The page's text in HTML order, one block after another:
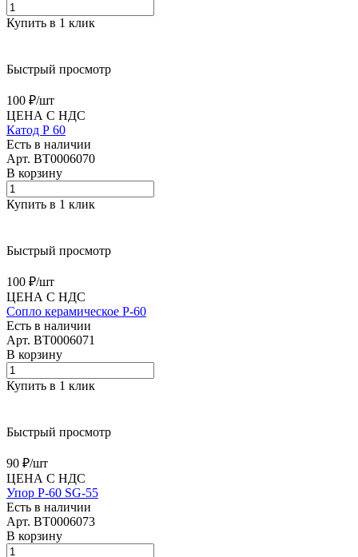
Купить в 1 клик
Быстрый просмотр
100 ₽/шт
ЦЕНА С НДС
Катод Р 60
Есть в наличии
Арт. BT0006070
В корзину
Купить в 1 клик
Быстрый просмотр
100 ₽/шт
ЦЕНА С НДС
Сопло керамическое P-60
Есть в наличии
Арт. BT0006071
В корзину
Купить в 1 клик
Быстрый просмотр
90 ₽/шт
ЦЕНА С НДС
Упор Р-60 SG-55
Есть в наличии
Арт. BT0006073
В корзину